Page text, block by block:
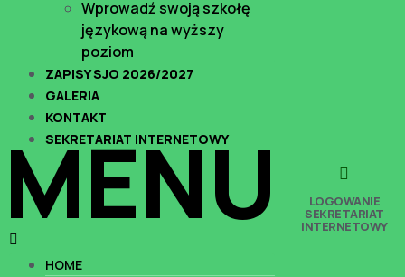
Wprowadź swoją szkołę
językową na wyższy
poziom
ZAPISY SJO 2026/2027
GALERIA
KONTAKT
SEKRETARIAT INTERNETOWY
MENU
HOME
LOGOWANIE
SEKRETARIAT
INTERNETOWY